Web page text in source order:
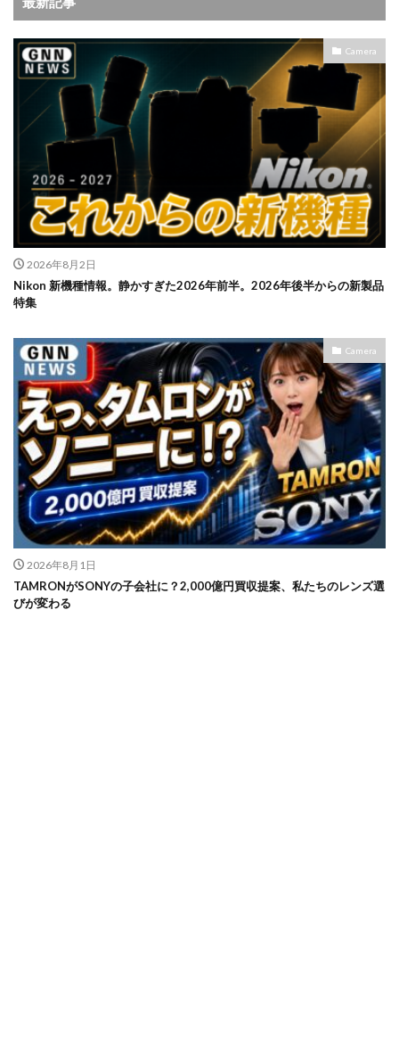
Camera
2026年8月2日
Nikon 新機種情報。静かすぎた2026年前半。2026年後半からの新製品
特集
Camera
2026年8月1日
TAMRONがSONYの子会社に？2,000億円買収提案、私たちのレンズ選
びが変わる